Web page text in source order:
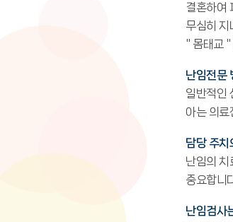
결혼하여
무심히 지
" 몸태교 "
난임전문
일반적인
아는 의료
담당 주치
난임의 치
중요합니
난임검사